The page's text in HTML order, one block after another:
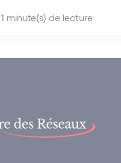
1 minute(s) de lecture